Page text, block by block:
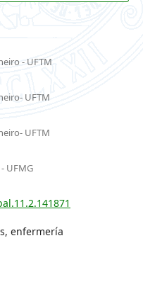
- UFTM
UFTM
UFTM
UFMG
enfermería